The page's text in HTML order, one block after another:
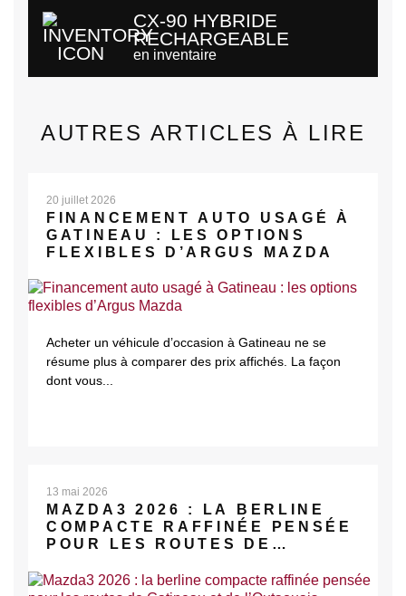
CX-90 HYBRIDE
RECHARGEABLE
en inventaire
AUTRES ARTICLES À LIRE
20 juillet 2026
FINANCEMENT AUTO USAGÉ À
GATINEAU : LES OPTIONS
FLEXIBLES D’ARGUS MAZDA
Acheter un véhicule d’occasion à Gatineau ne se
résume plus à comparer des prix affichés. La façon
dont vous...
13 mai 2026
MAZDA3 2026 : LA BERLINE
COMPACTE RAFFINÉE PENSÉE
POUR LES ROUTES DE